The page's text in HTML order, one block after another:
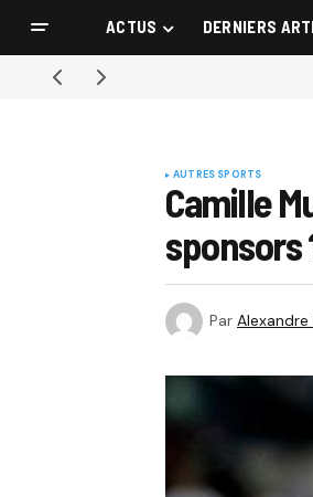
ACTUS DERNIERS
AUTRES SPORTS
Camille
sponsors
Par Alexandre